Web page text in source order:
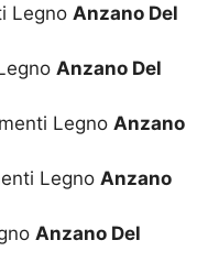
Legno Anzano Del
Anzano Del
Legno Anzano
Legno Anzano
Anzano Del